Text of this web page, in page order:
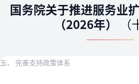
国务院关于推进服务业
（2026年）
（
五、 完善支持政策体系